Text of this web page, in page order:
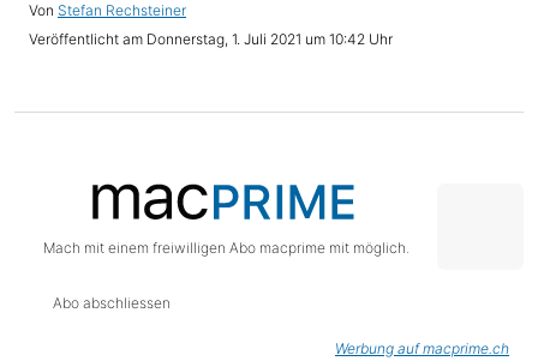
Stefan Rechsteiner
Donnerstag, 1. Juli 2021 um 10:42 Uhr
Mach mit einem freiwilligen Abo macprime mit möglich.
Abo abschliessen
Werbung auf macprime.ch